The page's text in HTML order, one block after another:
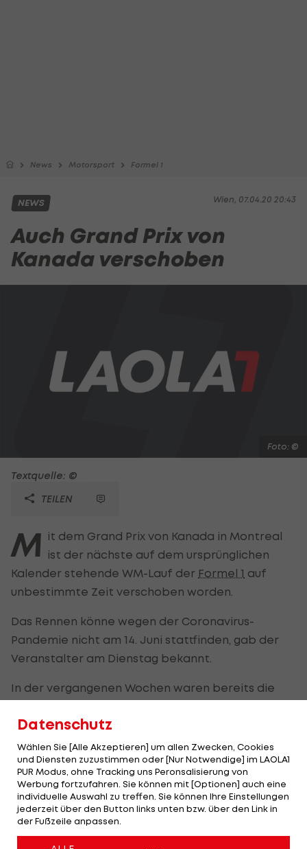
News Motorsport Formel 1
Wien, 07.04.20 20:43
NEWS
Auch Grand Prix von
Kanada verschoben
Foto: ©
Textquelle: ©
TEILEN
M it dem Grand Prix von Kanada in Montreal
ist der nächste auf dem ursprünglichen
Kalender stehende WM-Lauf der Formel 1 auf
unbestimmte Zeit verschoben worden.
Das Rennen könne wegen der Coronavirus-
Pandemie nicht am 14. Juni stattfinden, gab der
Veranstalter am Dienstag bekannt.
In der vergangenen Wochen waren bereits die
abgesagt worden.
Damit steht derzeit vor dem Grand Prix von
Österreich am 5. Juli in Spielberg nur noch jener
am 24. Juni in Le Castellet in Frankreich im
ursprünglichen Kalender.
Datenschutz
Wählen Sie [Alle Akzeptieren] um allen Zwecken, Cookies
und Diensten zuzustimmen oder [Nur Notwendige] im LAOLA1
PUR Modus, ohne Tracking uns Peronsalisierung von
Werbung fortzufahren. Sie können mit [Optionen] auch eine
individuelle Auswahl zu treffen. Sie können Ihre Einstellungen
jederzeit über den Button links unten bzw. über den Link in
der Fußzeile anpassen.